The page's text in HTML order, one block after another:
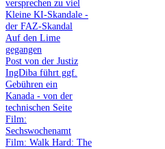
versprechen zu viel
Kleine KI-Skandale -
der FAZ-Skandal
Auf den Lime
gegangen
Post von der Justiz
IngDiba führt ggf.
Gebühren ein
Kanada - von der
technischen Seite
Film:
Sechswochenamt
Film: Walk Hard: The